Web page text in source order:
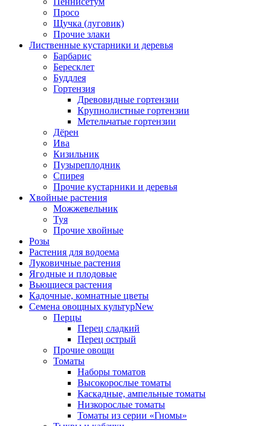
Просо
Щучка (луговик)
Прочие злаки
Лиственные кустарники и деревья
Барбарис
Бересклет
Буддлея
Гортензия
Древовидные гортензии
Крупнолистные гортензии
Метельчатые гортензии
Дёрен
Ива
Кизильник
Пузыреплодник
Спирея
Прочие кустарники и деревья
Хвойные растения
Можжевельник
Туя
Прочие хвойные
Розы
Растения для водоема
Луковичные растения
Ягодные и плодовые
Вьющиеся растения
Кадочные, комнатные цветы
Семена овощных культурNew
Перцы
Перец сладкий
Перец острый
Прочие овощи
Томаты
Наборы томатов
Высокорослые томаты
Каскадные, ампельные томаты
Низкорослые томаты
Томаты из серии «Гномы»